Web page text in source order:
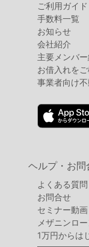
ご利用ガイド
手数料一覧
お知らせ
会社紹介
主要メンバ
お借入れを
事業者向け
ヘルプ・お問
よくある質問
お問合せ
セミナー動画
メザニンロ
1万円からは